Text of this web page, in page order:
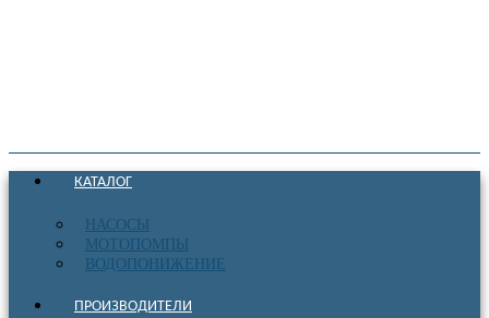
КАТАЛОГ
НАСОСЫ
МОТОПОМПЫ
ВОДОПОНИЖЕНИЕ
ПРОИЗВОДИТЕЛИ